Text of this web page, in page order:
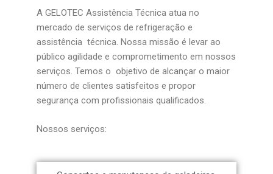
A GELOTEC Assistência Técnica atua no
mercado de serviços de refrigeração e
assistência técnica. Nossa missão é levar ao
público agilidade e comprometimento em nossos
serviços. Temos o objetivo de alcançar o maior
número de clientes satisfeitos e propor
segurança com profissionais qualificados.
Nossos serviços: